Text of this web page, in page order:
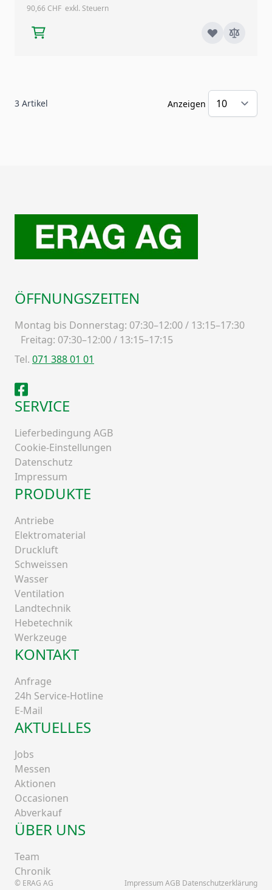
90,66 CHF
3 Artikel Anzeigen
ÖFFNUNGSZEITEN
Montag bis Donnerstag: 07:30–12:00 / 13:15–17:30
Freitag: 07:30–12:00 / 13:15–17:15
Tel. 071 388 01 01
Facebook
SERVICE
Lieferbedingung AGB
Cookie-Einstellungen
Datenschutz
Impressum
PRODUKTE
Antriebe
Elektromaterial
Druckluft
Schweissen
Wasser
Ventilation
Landtechnik
Hebetechnik
Werkzeuge
KONTAKT
Anfrage
24h Service-Hotline
E-Mail
AKTUELLES
Jobs
Messen
Aktionen
Occasionen
Abverkauf
ÜBER UNS
Team
Chronik
© ERAG AG Impressum AGB Datenschutzerklärung